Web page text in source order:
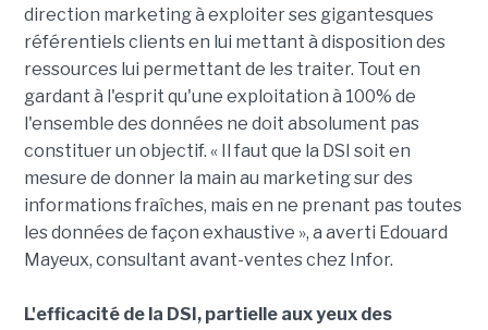
direction marketing à exploiter ses gigantesques
référentiels clients en lui mettant à disposition des
ressources lui permettant de les traiter. Tout en
gardant à l'esprit qu'une exploitation à 100% de
l'ensemble des données ne doit absolument pas
constituer un objectif. « Il faut que la DSI soit en
mesure de donner la main au marketing sur des
informations fraîches, mais en ne prenant pas toutes
les données de façon exhaustive », a averti Edouard
Mayeux, consultant avant-ventes chez Infor.
L'efficacité de la DSI, partielle aux yeux des